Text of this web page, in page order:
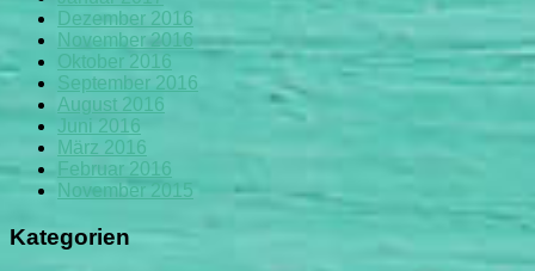
Dezember 2016
November 2016
Oktober 2016
September 2016
August 2016
Juni 2016
März 2016
Februar 2016
November 2015
Kategorien